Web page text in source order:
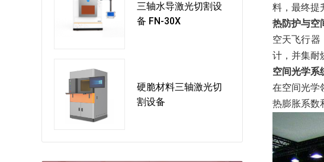
三轴水导激光切割设
备 FN-30X
硬脆材料三轴激光切
割设备
料，最终提
热防护与空
空天飞行器
计，并集耐
空间光学系
在空间光学
热膨胀系数